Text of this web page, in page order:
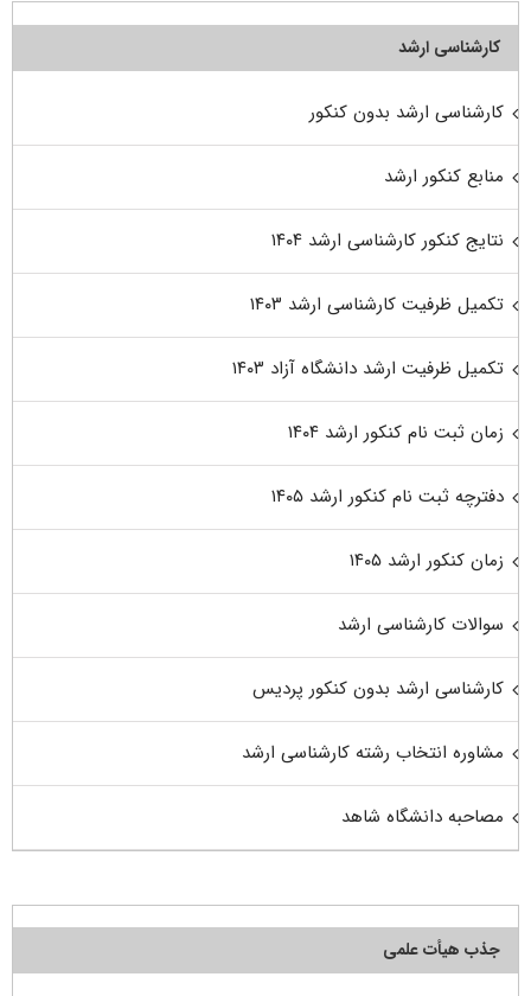
کارشناسی ارشد
کارشناسی ارشد بدون کنکور
منابع کنکور ارشد
نتایج کنکور کارشناسی ارشد ۱۴۰۴
تکمیل ظرفیت کارشناسی ارشد ۱۴۰۳
تکمیل ظرفیت ارشد دانشگاه آزاد ۱۴۰۳
زمان ثبت نام کنکور ارشد ۱۴۰۴
دفترچه ثبت نام کنکور ارشد ۱۴۰۵
زمان کنکور ارشد ۱۴۰۵
سوالات کارشناسی ارشد
کارشناسی ارشد بدون کنکور پردیس
مشاوره انتخاب رشته کارشناسی ارشد
مصاحبه دانشگاه شاهد
جذب هیأت علمی